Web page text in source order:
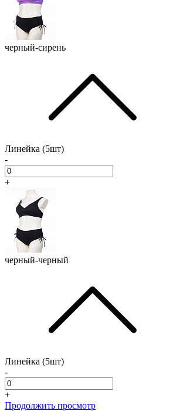
черный-сирень
Линейка (5шт)
-
+
черный-черный
Линейка (5шт)
-
+
Продолжить просмотр